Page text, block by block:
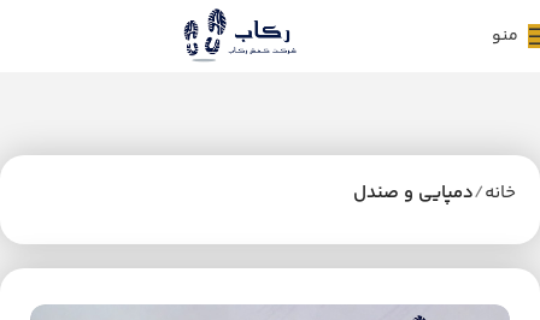
منو
خانه دمپایی و صندل